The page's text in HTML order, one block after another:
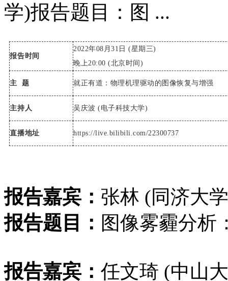
学)报告题目：图 ...
报告时间
2022年08月31日 (星期三)
晚上20:00 (北京时间)
主 题 就正有道：物理机理驱动的图像恢复与增强
主持人 吴庆波 (电子科技大学)
直播地址 https://live.bilibili.com/22300737
报告嘉宾： 张林 (同济大
报告题目： 图像雾霾分析
报告嘉宾： 任文琦 (中山